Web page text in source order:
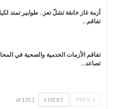
أزمة غاز خانقة تشلّ تعز.. طوابير تمتد
تفاقم…
تفاقم الأزمات الخدمية والصحية في
تصاعد…
NEXT
1 of 135